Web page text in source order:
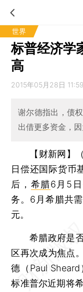
世界
标普经济学
高
2015年05月28日 11:59
谢尔德指出，债
出借更多资金，
【财新网】
日偿还国际货币
后， 希腊6月5
务。6月希腊共
元。
希腊政府是否
区再次成为焦点
德（Paul
标准普尔近期将